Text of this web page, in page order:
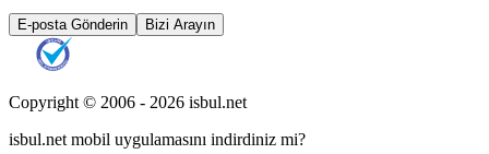
E-posta Gönderin Bizi Arayın
Copyright © 2006 - 2026 isbul.net
isbul.net mobil uygulamasını indirdiniz mi?